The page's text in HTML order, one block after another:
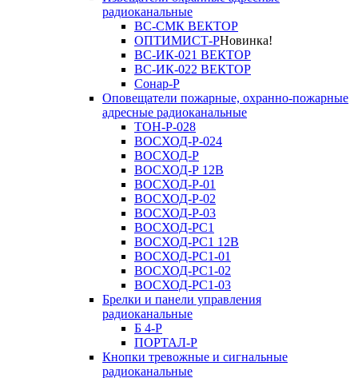
радиоканальные
ВС-СМК ВЕКТОР
ОПТИМИСТ-РНовинка!
ВС-ИК-021 ВЕКТОР
ВС-ИК-022 ВЕКТОР
Сонар-Р
Оповещатели пожарные, охранно-пожарные
адресные радиоканальные
ТОН-Р-028
ВОСХОД-Р-024
ВОСХОД-Р
ВОСХОД-Р 12В
ВОСХОД-Р-01
ВОСХОД-Р-02
ВОСХОД-Р-03
ВОСХОД-РС1
ВОСХОД-РС1 12В
ВОСХОД-РС1-01
ВОСХОД-РС1-02
ВОСХОД-РС1-03
Брелки и панели управления
радиоканальные
Б 4-Р
ПОРТАЛ-Р
Кнопки тревожные и сигнальные
радиоканальные